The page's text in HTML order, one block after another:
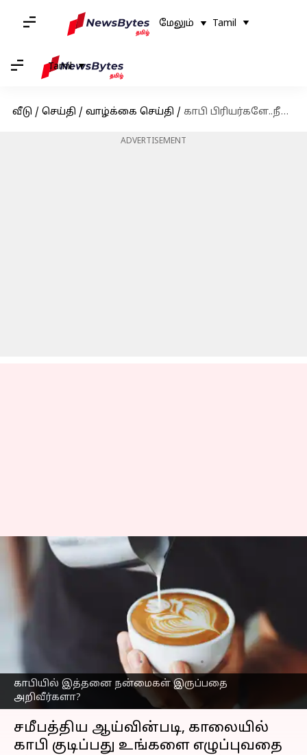
மேலும் Tamil
Tamil
வீடு / செய்தி / வாழ்க்கை செய்தி / காபி பிரியர்களே..நீங்கள் அதிகாலையில் குடிக்கும் காபியில் இத்தனை நன்மைகள் இருப்பதை அறிவீர்களா?
ADVERTISEMENT
காபியில் இத்தனை நன்மைகள் இருப்பதை
அறிவீர்களா?
காபி பிரியர்களே..நீங்கள்
அதிகாலையில் குடிக்கும்
காபியில் இத்தனை
நன்மைகள் இருப்பதை
அறிவீர்களா?
Venkatalakshmi V Sep 18, 2024 07:44 pm
செய்தி முன்னோட்டம்
சமீபத்திய ஆய்வின்படி, காலையில்
காபி குடிப்பது உங்களை எழுப்புவதை